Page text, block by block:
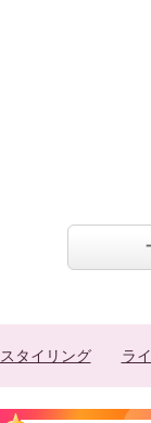
スタイリング ラ